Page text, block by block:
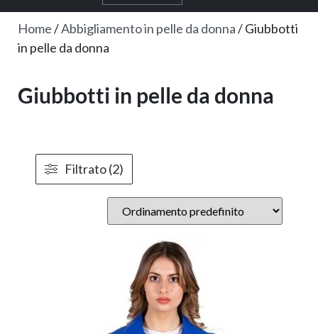
Home/Abbigliamento in pelle da donna/ Giubbotti
in pelle da donna
Giubbotti in pelle da donna
Filtrato (2)